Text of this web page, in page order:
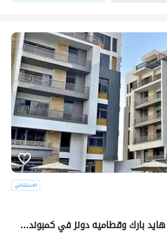
أمتلك شقة في أميز لوكيشن بجوار هايد بارك وقطاميه دونز في كمبوند ذا أيكون التجمع الخامس